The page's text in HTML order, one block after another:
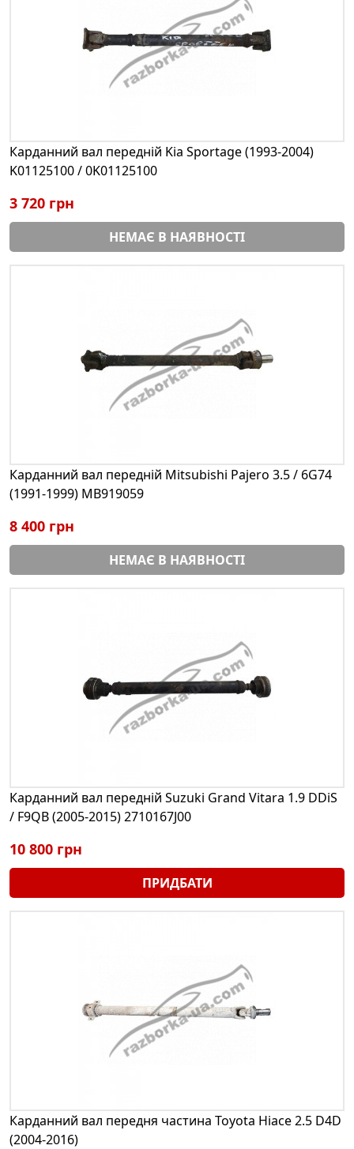
Карданний вал передній Kia Sportage (1993-2004)
K01125100 / 0K01125100
3 720 грн
НЕМАЄ В НАЯВНОСТІ
Карданний вал передній Mitsubishi Pajero 3.5 / 6G74
(1991-1999) MB919059
8 400 грн
НЕМАЄ В НАЯВНОСТІ
Карданний вал передній Suzuki Grand Vitara 1.9 DDiS
/ F9QB (2005-2015) 2710167J00
10 800 грн
ПРИДБАТИ
Карданний вал передня частина Toyota Hiace 2.5 D4D
(2004-2016)